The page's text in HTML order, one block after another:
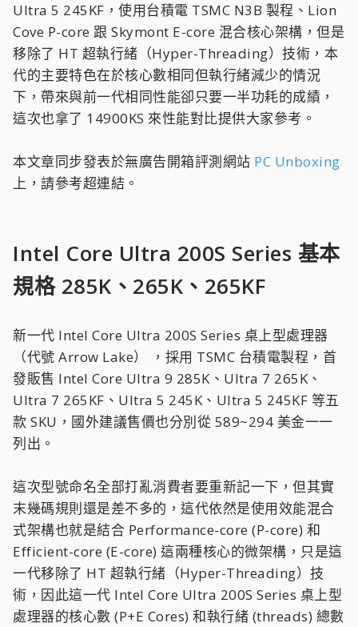
Ultra 5 245KF，使用台積電 TSMC N3B 製程、Lion
Cove P-core 跟 Skymont E-core 混合核心架構，但是
移除了 HT 超執行緒（Hyper-Threading）技術，本
代的主要特色在於核心數相同但執行緒減少的情況
下，帶來與前一代相同性能卻只要一半功耗的成績，
這次也拿了 14900KS 來性能對比提供大家參考。
本文章同步發表於無廣告開箱評測網站 PC Unboxing
上，請參考超連結。
Intel Core Ultra 200S Series 基本
規格 285K、265K、265KF
新一代 Intel Core Ultra 200S Series 桌上型處理器
（代號 Arrow Lake） ，採用 TSMC 台積電製程，首
發販售 Intel Core Ultra 9 285K、Ultra 7 265K、
Ultra 7 265KF、Ultra 5 245K、Ultra 5 245KF 等五
款 SKU，國外建議售價也分別從 589~294 美金一一
列出。
這次型號命名全部打亂消費者要重新記一下，但其實
末幾碼規則還是差不多的，這代依然是使用效能混合
式架構也就是結合 Performance-core (P-core) 和
Efficient-core (E-core) 這兩種核心的微架構，只是這
一代移除了 HT 超執行緒（Hyper-Threading）技
術，因此這一代 Intel Core Ultra 200S Series 桌上型
處理器的核心數 (P+E Cores) 和執行緒 (threads) 總數